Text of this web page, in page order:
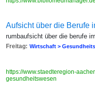
Aufsicht über die Berufe
rumbaufsicht über die berufe
Freitag: Wirtschaft >
https://www.staedteregion-
gesundheitswesen